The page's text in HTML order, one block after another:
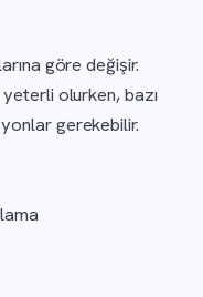
göre değişir.
olurken, bazı
gerekebilir.